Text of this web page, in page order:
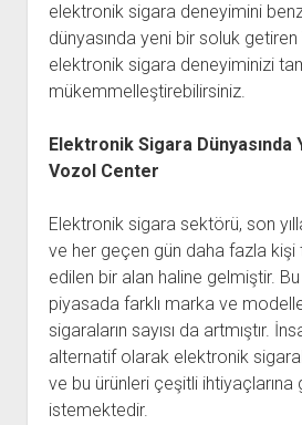
elektronik sigara deneyimini
dünyasında yeni bir soluk
elektronik sigara deneyiminizi
mükemmelleştirebilirsiniz.
Elektronik Sigara Dünyasında
Vozol Center
Elektronik sigara sektörü, son
ve her geçen gün daha fazla kişi
edilen bir alan haline gelmiştir.
piyasada farklı marka ve
sigaraların sayısı da artmıştır.
alternatif olarak elektronik
ve bu ürünleri çeşitli
istemektedir.